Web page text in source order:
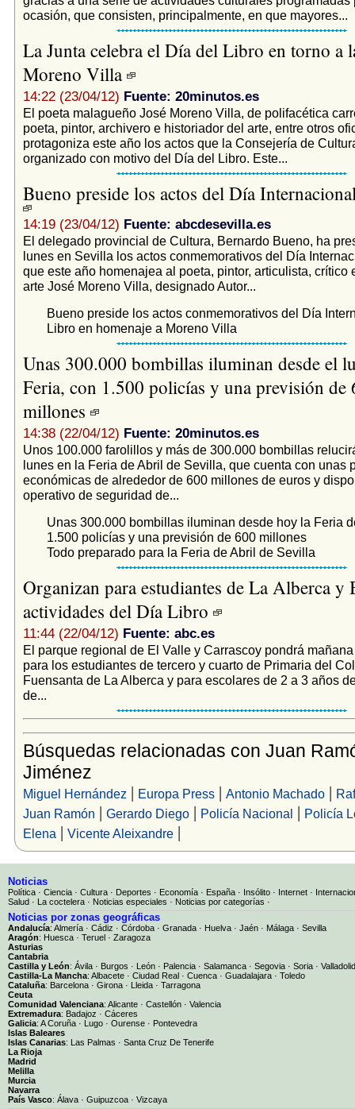
ocasión, que consisten, principalmente, en que mayores...
La Junta celebra el Día del Libro en torno a
Moreno Villa
14:22 (23/04/12) Fuente: 20minutos.es
El poeta malagueño José Moreno Villa, de polifacética
poeta, pintor, archivero e historiador del arte, entre otros
protagoniza este año los actos que la Consejería de
organizado con motivo del Día del Libro. Este...
Bueno preside los actos del Día
14:19 (23/04/12) Fuente: abcdesevilla.es
El delegado provincial de Cultura, Bernardo Bueno, ha
lunes en Sevilla los actos conmemorativos del Día
que este año homenajea al poeta, pintor, articulista, crítico
arte José Moreno Villa, designado Autor...
Bueno preside los actos conmemorativos del Día
Libro en homenaje a Moreno Villa
Unas 300.000 bombillas iluminan desde el
Feria, con 1.500 policías y una previsión de
millones
14:38 (22/04/12) Fuente: 20minutos.es
Unos 100.000 farolillos y más de 300.000 bombillas
lunes en la Feria de Abril de Sevilla, que cuenta con unas
económicas de alrededor de 600 millones de euros y
operativo de seguridad de...
Unas 300.000 bombillas iluminan desde hoy la Feria
1.500 policías y una previsión de 600 millones
Todo preparado para la Feria de Abril de Sevilla
Organizan para estudiantes de La Alberca y
actividades del Día Libro
11:44 (22/04/12) Fuente: abc.es
El parque regional de El Valle y Carrascoy pondrá
para los estudiantes de tercero y cuarto de Primaria del
Fuensanta de La Alberca y para escolares de 2 a 3 años
de...
Búsquedas relacionadas con Juan
Jiménez
Miguel Hernández | Europa Press| Antonio Machado|
Juan Ramón | Gerardo Diego| Policía Nacional | Policía
Elena | Vicente Aleixandre|
Noticias
Política · Ciencia · Cultura · Deportes · Economía · España · Insólito · Internet ·
Salud · La coctelera · Noticias especiales · Noticias por categorías ·
Noticias por zonas geográficas
Andalucía: Almería · Cádiz · Córdoba · Granada · Huelva · Jaén · Málaga · Sevilla
Aragón: Huesca · Teruel · Zaragoza
Asturias
Cantabria
Castilla y León: Ávila · Burgos · León · Palencia · Salamanca · Segovia · Soria · Valladolid
Castilla-La Mancha: Albacete · Ciudad Real · Cuenca · Guadalajara · Toledo
Cataluña: Barcelona · Girona · Lleida · Tarragona
Ceuta
Comunidad Valenciana: Alicante · Castellón · Valencia
Extremadura: Badajoz · Cáceres
Galicia: A Coruña · Lugo · Ourense · Pontevedra
Islas Baleares
Islas Canarias: Las Palmas · Santa Cruz De Tenerife
La Rioja
Madrid
Melilla
Murcia
Navarra
País Vasco: Álava · Guipuzcoa · Vizcaya